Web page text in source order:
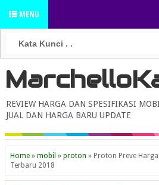
MENU
REVIEW HARGA DAN SPESIFIKASI
JUAL DAN HARGA BARU UPDATE
Home » mobil » proton » Proton Preve
Terbaru 2018